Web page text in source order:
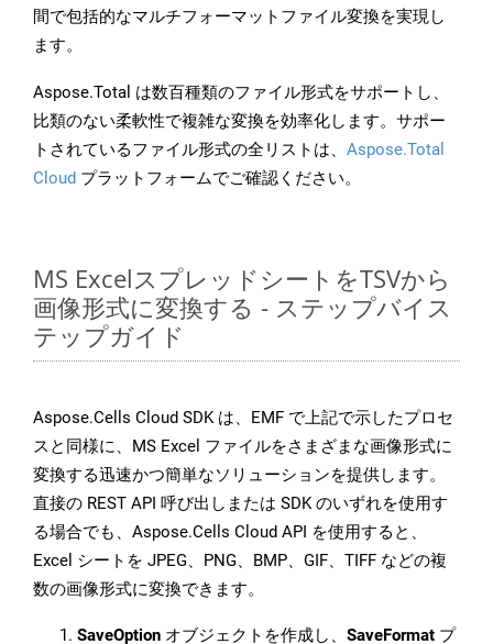
間で包括的なマルチフォーマットファイル変換を実現し
ます。
Aspose.Total は数百種類のファイル形式をサポートし、
比類のない柔軟性で複雑な変換を効率化します。サポー
トされているファイル形式の全リストは、 Aspose.Total
Cloud プラットフォームでご確認ください。
MS ExcelスプレッドシートをTSVから
画像形式に変換する - ステップバイス
テップガイド
Aspose.Cells Cloud SDK は、EMF で上記で示したプロセ
スと同様に、MS Excel ファイルをさまざまな画像形式に
変換する迅速かつ簡単なソリューションを提供します。
直接の REST API 呼び出しまたは SDK のいずれを使用す
る場合でも、Aspose.Cells Cloud API を使用すると、
Excel シートを JPEG、PNG、BMP、GIF、TIFF などの複
数の画像形式に変換できます。
SaveOption オブジェクトを作成し、 SaveFormat プ